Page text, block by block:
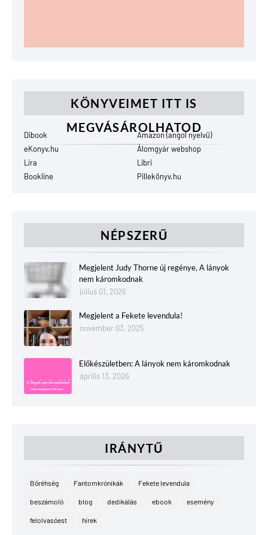
KÖNYVEIMET ITT IS
MEGVÁSÁROLHATOD
Dibook
Amazon (angol nyelvű)
eKonyv.hu
Álomgyár webshop
Líra
Libri
Bookline
Pillekönyv.hu
NÉPSZERŰ
Megjelent Judy Thorne új regénye, A lányok
nem káromkodnak
július 01, 2026
Megjelent a Fekete levendula!
november 03, 2025
Előkészületben: A lányok nem káromkodnak
április 13, 2026
IRÁNYTŰ
Bőréhség Fantomkrónikák Fekete levendula
beszámoló blog dedikálás ebook esemény
felolvasóest hírek